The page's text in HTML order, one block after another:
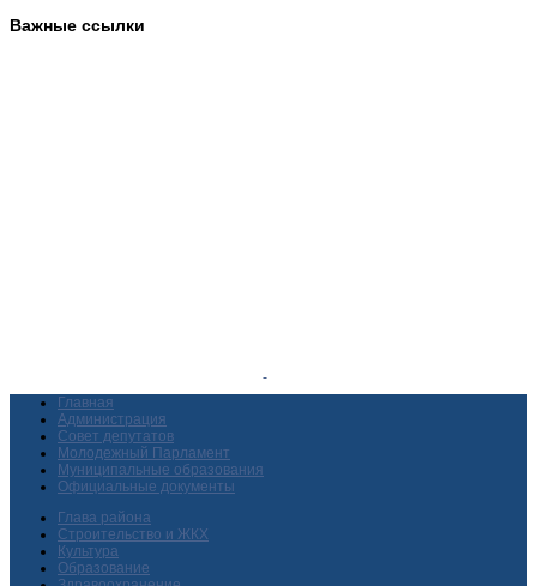
Важные ссылки
Главная
Администрация
Совет депутатов
Молодежный Парламент
Муниципальные образования
Официальные документы
Глава района
Строительство и ЖКХ
Культура
Образование